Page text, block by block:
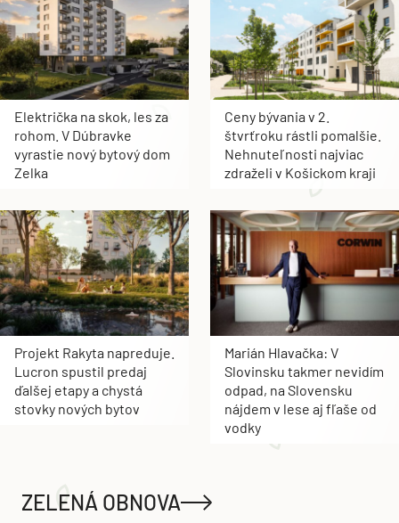
Električka na skok, les za
rohom. V Dúbravke
vyrastie nový bytový dom
Zelka
Ceny bývania v 2.
štvrťroku rástli pomalšie.
Nehnuteľnosti najviac
zdraželi v Košickom kraji
Projekt Rakyta napreduje.
Lucron spustil predaj
ďalšej etapy a chystá
stovky nových bytov
Marián Hlavačka: V
Slovinsku takmer nevidím
odpad, na Slovensku
nájdem v lese aj fľaše od
vodky
ZELENÁ OBNOVA